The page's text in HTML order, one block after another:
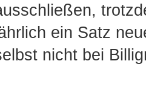
ein Satz
nicht bei